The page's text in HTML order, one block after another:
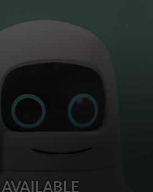
AVAILABLE